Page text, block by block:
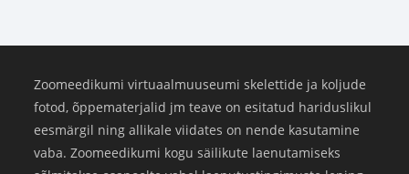
Zoomeedikumi virtuaalmuuseumi skelettide ja koljude
fotod, õppematerjalid jm teave on esitatud hariduslikul
eesmärgil ning allikale viidates on nende kasutamine
vaba. Zoomeedikumi kogu säilikute laenutamiseks